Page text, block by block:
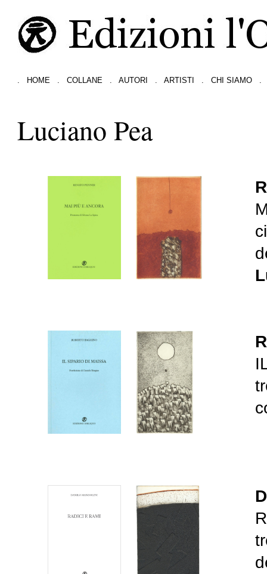
HOME COLLANE AUTORI ARTISTI CHI SIAMO
Luciano Pea